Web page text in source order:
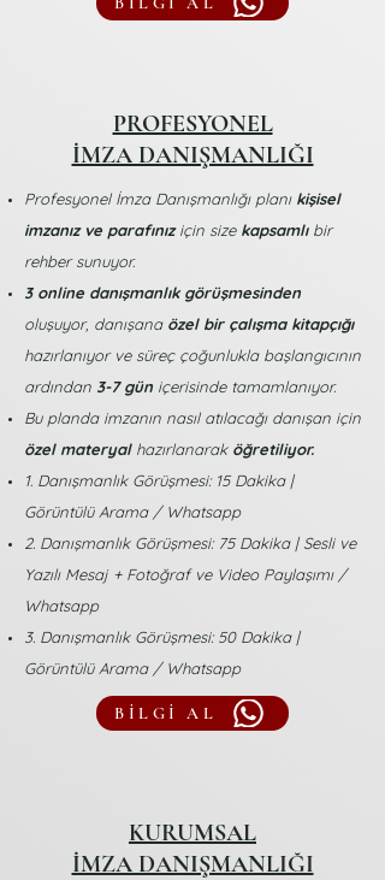
PROFESYONEL
İMZA DANIŞMANLIĞI
Profesyonel İmza Danışmanlığı planı kişisel
imzanız ve parafınıziçin size kapsamlı bir
rehber sunuyor.​
3 online danışmanlık görüşmesinden
oluşuyor, danışana özel bir çalışma kitapçığı
hazırlanıyor ve süreç çoğunlukla başlangıcının
ardından 3-7 gün içerisinde tamamlanıyor.
Bu planda imzanın nasıl atılacağı danışan için
özel materyalhazırlanarak öğretiliyor.
1. Danışmanlık Görüşmesi: 15 Dakika |
Görüntülü Arama / Whatsapp
2. Danışmanlık Görüşmesi: 75 Dakika | Sesli ve
Yazılı Mesaj + Fotoğraf ve Video Paylaşımı /
Whatsapp
3. Danışmanlık Görüşmesi: 50 Dakika |
Görüntülü Arama / Whatsapp
BİLGİ AL
KURUMSAL
İMZA DANIŞMANLIĞI